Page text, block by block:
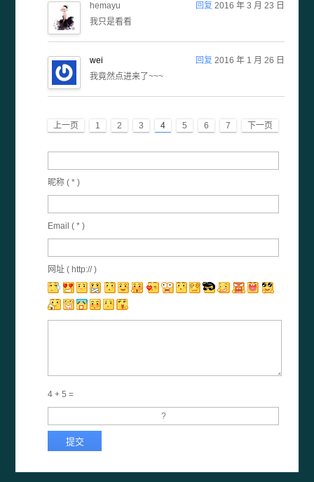
回复 2016 年 3 月 23 日
hemayu
我只是看看
回复 2016 年 1 月 26 日
wei
我竟然点进来了~~~
上一页 1 2 3 4 5 6 7 下一页
昵称 (* )
Email (* )
网址 ( http:// )
4 + 5 =